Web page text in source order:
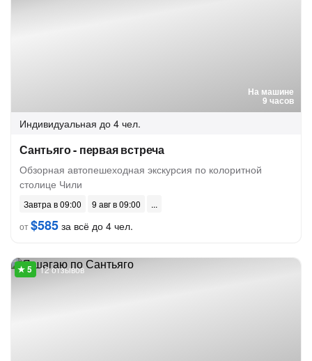
На машине
9 часов
Индивидуальная до 4 чел.
Сантьяго - первая встреча
Обзорная автопешеходная экскурсия по колоритной
столице Чили
Завтра в 09:00
9 авг в 09:00
от$585 за всё до 4 чел.
12 отзывов